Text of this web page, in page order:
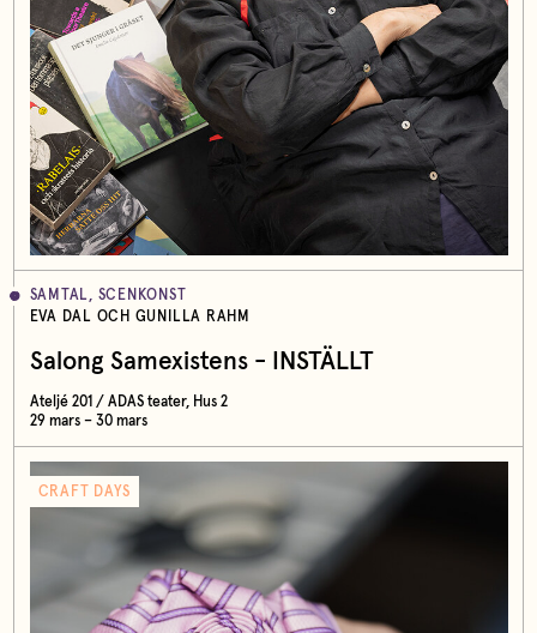
SAMTAL, SCENKONST
EVA DAL OCH GUNILLA RAHM
Salong Samexistens - INSTÄLLT
Ateljé 201 / ADAS teater, Hus 2
29 mars – 30 mars
CRAFT DAYS